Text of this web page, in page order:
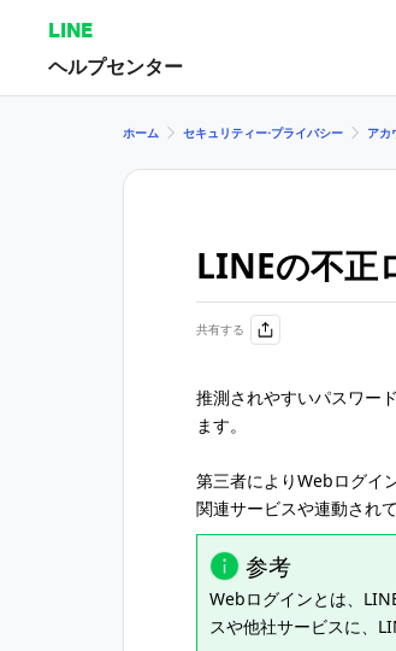
LINE
ヘルプセンター
ホーム セキュリティー⋅プライバシー アカ
LINEの不正
共有する
推測されやすいパスワー
ます。
第三者によりWebログイ
関連サービスや連動され
参考
Webログインとは、
スや他社サービスに、